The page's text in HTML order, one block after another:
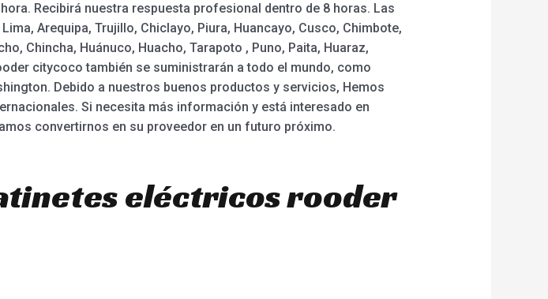
Recibirá nuestra respuesta profesional dentro de 8 horas. Las
Arequipa, Trujillo, Chiclayo, Piura, Huancayo, Cusco, Chimbote,
Chincha, Huánuco, Huacho, Tarapoto , Puno, Paita, Huaraz,
citycoco también se suministrarán a todo el mundo, como
Debido a nuestros buenos productos y servicios, Hemos
Si necesita más información y está interesado en
convertirnos en su proveedor en un futuro próximo.
eléctricos rooder